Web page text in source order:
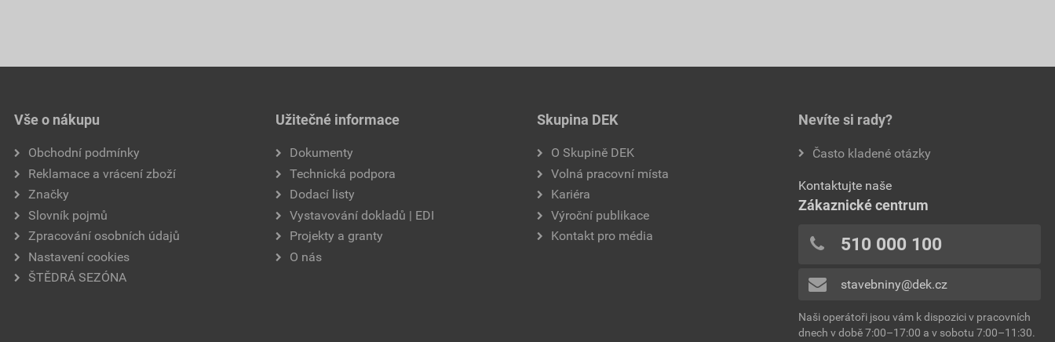
Vše o nákupu
Obchodní podmínky
Reklamace a vrácení zboží
Značky
Slovník pojmů
Zpracování osobních údajů
Nastavení cookies
ŠTĚDRÁ SEZÓNA
Užitečné informace
Dokumenty
Technická podpora
Dodací listy
Vystavování dokladů | EDI
Projekty a granty
O nás
Skupina DEK
O Skupině DEK
Volná pracovní místa
Kariéra
Výroční publikace
Kontakt pro média
Nevíte si rady?
Často kladené otázky
Kontaktujte naše
Zákaznické centrum
510 000 100
stavebniny@dek.cz
Naši operátoři jsou vám k dispozici v pracovních
dnech v době 7:00–17:00 a v sobotu 7:00–11:30.